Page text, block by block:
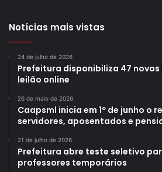
Notícias mais vistas
24 de julho de 2026
Prefeitura disponibiliza 47 novos
leilão online
26 de maio de 2026
Caapsml inicia em 1º de junho o
servidores, aposentados e
21 de julho de 2026
Prefeitura abre teste seletivo
professores temporários